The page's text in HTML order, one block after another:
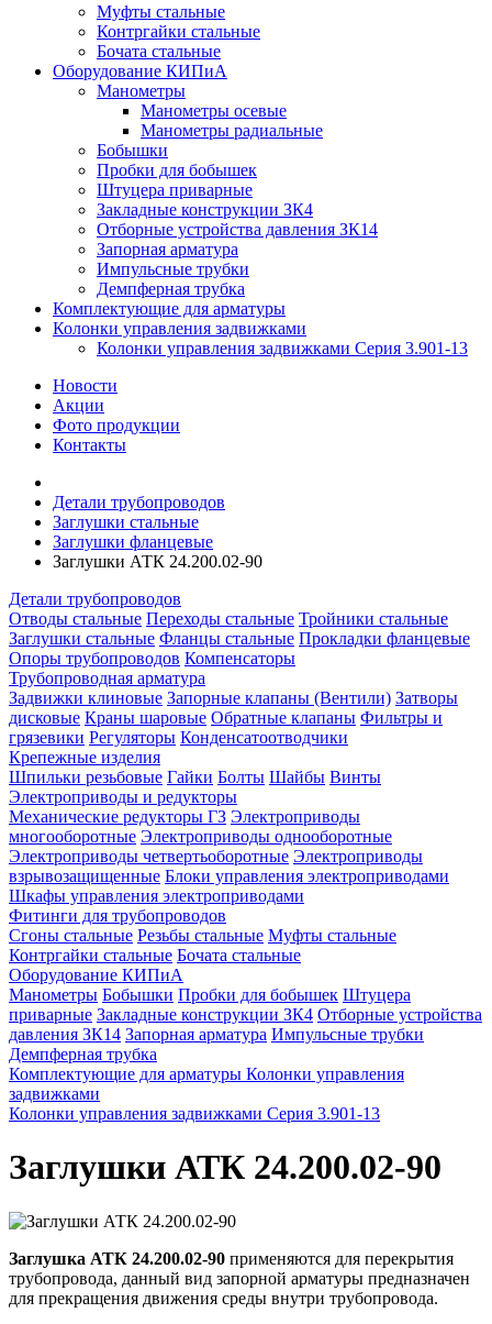
Муфты стальные
Контргайки стальные
Бочата стальные
Оборудование КИПиА
Манометры
Манометры осевые
Манометры радиальные
Бобышки
Пробки для бобышек
Штуцера приварные
Закладные конструкции ЗК4
Отборные устройства давления ЗК14
Запорная арматура
Импульсные трубки
Демпферная трубка
Комплектующие для арматуры
Колонки управления задвижками
Колонки управления задвижками Серия 3.901-13
Новости
Акции
Фото продукции
Контакты
Детали трубопроводов
Заглушки стальные
Заглушки фланцевые
Заглушки АТК 24.200.02-90
Детали трубопроводов
Отводы стальные Переходы стальные Тройники стальные
Заглушки стальные Фланцы стальные Прокладки фланцевые
Опоры трубопроводов Компенсаторы
Трубопроводная арматура
Задвижки клиновые Запорные клапаны (Вентили) Затворы
дисковые Краны шаровые Обратные клапаны Фильтры и
грязевики Регуляторы Конденсатоотводчики
Крепежные изделия
Шпильки резьбовые Гайки Болты Шайбы Винты
Электроприводы и редукторы
Механические редукторы ГЗ Электроприводы
многооборотные Электроприводы однооборотные
Электроприводы четвертьоборотные Электроприводы
взрывозащищенные Блоки управления электроприводами
Шкафы управления электроприводами
Фитинги для трубопроводов
Сгоны стальные Резьбы стальные Муфты стальные
Контргайки стальные Бочата стальные
Оборудование КИПиА
Манометры Бобышки Пробки для бобышек Штуцера
приварные Закладные конструкции ЗК4 Отборные устройства
давления ЗК14 Запорная арматура Импульсные трубки
Демпферная трубка
Комплектующие для арматуры Колонки управления
задвижками
Колонки управления задвижками Серия 3.901-13
Заглушки АТК 24.200.02-90
Заглушка АТК 24.200.02-90 применяются для перекрытия
трубопровода, данный вид запорной арматуры предназначен
для прекращения движения среды внутри трубопровода.